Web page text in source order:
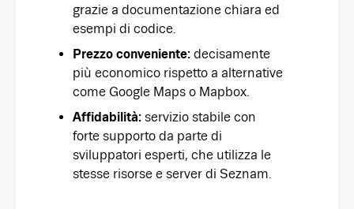
grazie a documentazione chiara ed
esempi di codice.
Prezzo conveniente: decisamente
più economico rispetto a alternative
come Google Maps o Mapbox.
Affidabilità: servizio stabile con
forte supporto da parte di
sviluppatori esperti, che utilizza le
stesse risorse e server di Seznam.